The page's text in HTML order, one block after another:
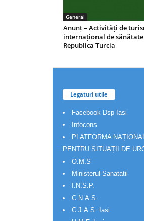
General
Anunț – Activități de
internațional de
Republica Turcia
Legaturi utile
Facebook Dsp Iasi
Infocons
PLATFORMA
PENTRU SITUAȚII DE
O.M.S
Ministerul Sanatatii
I.N.S.P.
C.N.A.S.
C.J.A.S. Iasi